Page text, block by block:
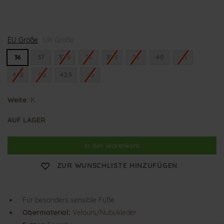
i
a
a
EU Größe
36 37.5 38 38.5 39 41
41.5 42 43
Weite: K
AUF LAGER
In den Warenkorb
ZUR WUNSCHLISTE HINZUFÜGEN
Für besonders sensible Füße
Obermaterial: Velours/Nubukleder